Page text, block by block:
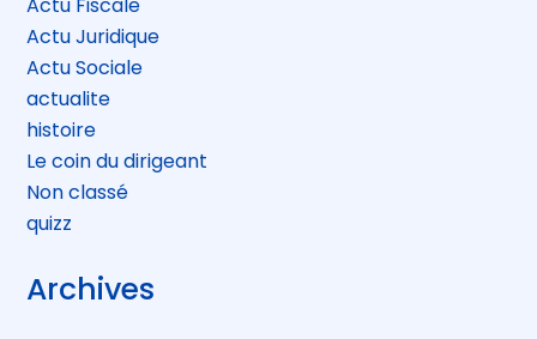
Actu Juridique
Actu Sociale
actualite
histoire
Le coin du dirigeant
Non classé
quizz
Archives